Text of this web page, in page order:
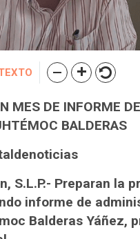
MES DE INFORME
BALDERAS
S.L.P.- Preparan la
informe de
Balderas Yáñez,